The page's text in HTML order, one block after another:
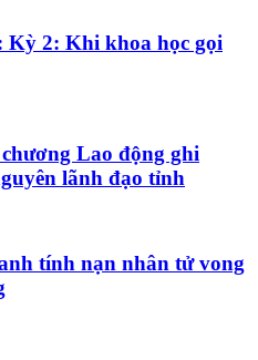
Kỳ 2: Khi khoa học gọi
Lao động ghi
lãnh đạo tỉnh
tính nạn nhân tử vong